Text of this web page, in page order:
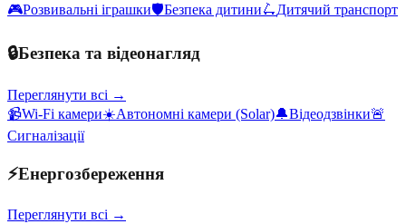
🎮Розвивальні іграшки🛡️Безпека дитини🛴Дитячий транспорт
🔒Безпека та відеонагляд
Переглянути всі →
📹Wi-Fi камери☀️Автономні камери (Solar)🔔Відеодзвінки🚨
Сигналізації
⚡Енергозбереження
Переглянути всі →